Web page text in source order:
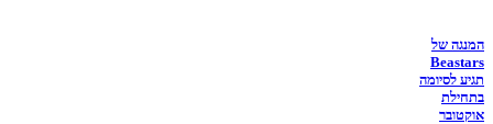
המנגה של
Beastars
תגיע לסיומה
בתחילת
אוקטובר